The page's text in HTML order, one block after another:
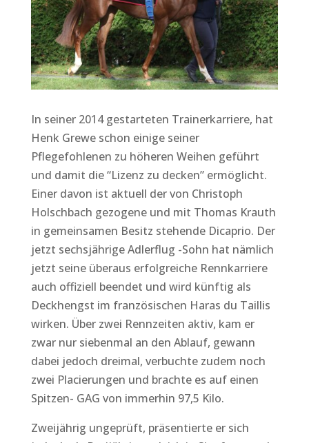
In seiner 2014 gestarteten Trainerkarriere, hat
Henk Grewe schon einige seiner
Pflegefohlenen zu höheren Weihen geführt
und damit die “Lizenz zu decken” ermöglicht.
Einer davon ist aktuell der von Christoph
Holschbach gezogene und mit Thomas Krauth
in gemeinsamen Besitz stehende Dicaprio. Der
jetzt sechsjährige Adlerflug -Sohn hat nämlich
jetzt seine überaus erfolgreiche Rennkarriere
auch offiziell beendet und wird künftig als
Deckhengst im französischen Haras du Taillis
wirken. Über zwei Rennzeiten aktiv, kam er
zwar nur siebenmal an den Ablauf, gewann
dabei jedoch dreimal, verbuchte zudem noch
zwei Placierungen und brachte es auf einen
Spitzen- GAG von immerhin 97,5 Kilo.
Zweijährig ungeprüft, präsentierte er sich